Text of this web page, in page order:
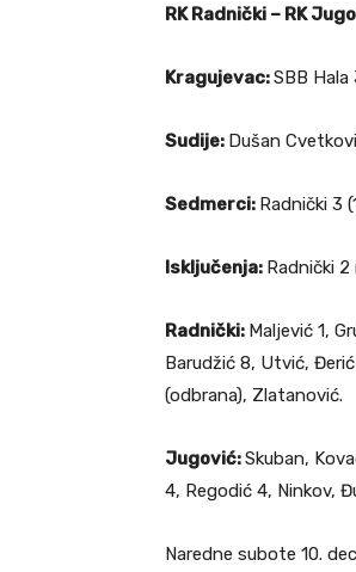
RK Radnički – RK
Kragujevac:SBB Hala
Sudije: Dušan
Sedmerci: Radnički 3
Isključenja: Radnički
Radnički: Maljević 1,
Barudžić 8, Utvić,
(odbrana), Zlatanović.
Jugović:Skuban,
4, Regodić 4, Ninkov,
Naredne subote 10.